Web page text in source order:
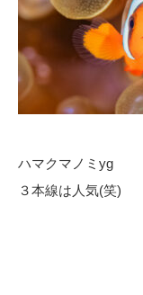
ハマクマノミyg
３本線は人気(笑)